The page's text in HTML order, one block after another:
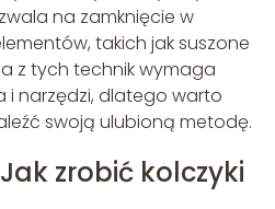
na zamknięcie w
takich jak suszone
z tych technik wymaga
narzędzi, dlatego warto
swoją ulubioną metodę.
zrobić kolczyki